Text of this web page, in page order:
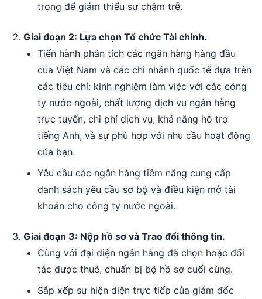
trọng để giảm thiểu sự chậm trễ.
Giai đoạn 2: Lựa chọn Tổ chức Tài chính.
Tiến hành phân tích các ngân hàng hàng đầu
của Việt Nam và các chi nhánh quốc tế dựa trên
các tiêu chí: kinh nghiệm làm việc với các công
ty nước ngoài, chất lượng dịch vụ ngân hàng
trực tuyến, chi phí dịch vụ, khả năng hỗ trợ
tiếng Anh, và sự phù hợp với nhu cầu hoạt động
của bạn.
Yêu cầu các ngân hàng tiềm năng cung cấp
danh sách yêu cầu sơ bộ và điều kiện mở tài
khoản cho công ty nước ngoài.
Giai đoạn 3: Nộp hồ sơ và Trao đổi thông tin.
Cùng với đại diện ngân hàng đã chọn hoặc đối
tác được thuê, chuẩn bị bộ hồ sơ cuối cùng.
Sắp xếp sự hiện diện trực tiếp của giám đốc